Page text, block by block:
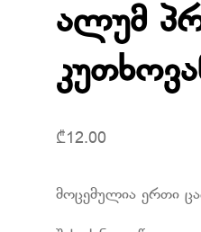
ალუმ
₾12.00
მოცემულია ერთი